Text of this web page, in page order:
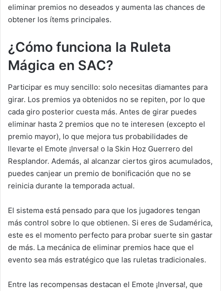
eliminar premios no deseados y aumenta las chances de
obtener los ítems principales.
¿Cómo funciona la Ruleta
Mágica en SAC?
Participar es muy sencillo: solo necesitas diamantes para
girar. Los premios ya obtenidos no se repiten, por lo que
cada giro posterior cuesta más. Antes de girar puedes
eliminar hasta 2 premios que no te interesen (excepto el
premio mayor), lo que mejora tus probabilidades de
llevarte el Emote ¡Inversa! o la Skin Hoz Guerrero del
Resplandor. Además, al alcanzar ciertos giros acumulados,
puedes canjear un premio de bonificación que no se
reinicia durante la temporada actual.
El sistema está pensado para que los jugadores tengan
más control sobre lo que obtienen. Si eres de Sudamérica,
este es el momento perfecto para probar suerte sin gastar
de más. La mecánica de eliminar premios hace que el
evento sea más estratégico que las ruletas tradicionales.
Entre las recompensas destacan el Emote ¡Inversa!, que